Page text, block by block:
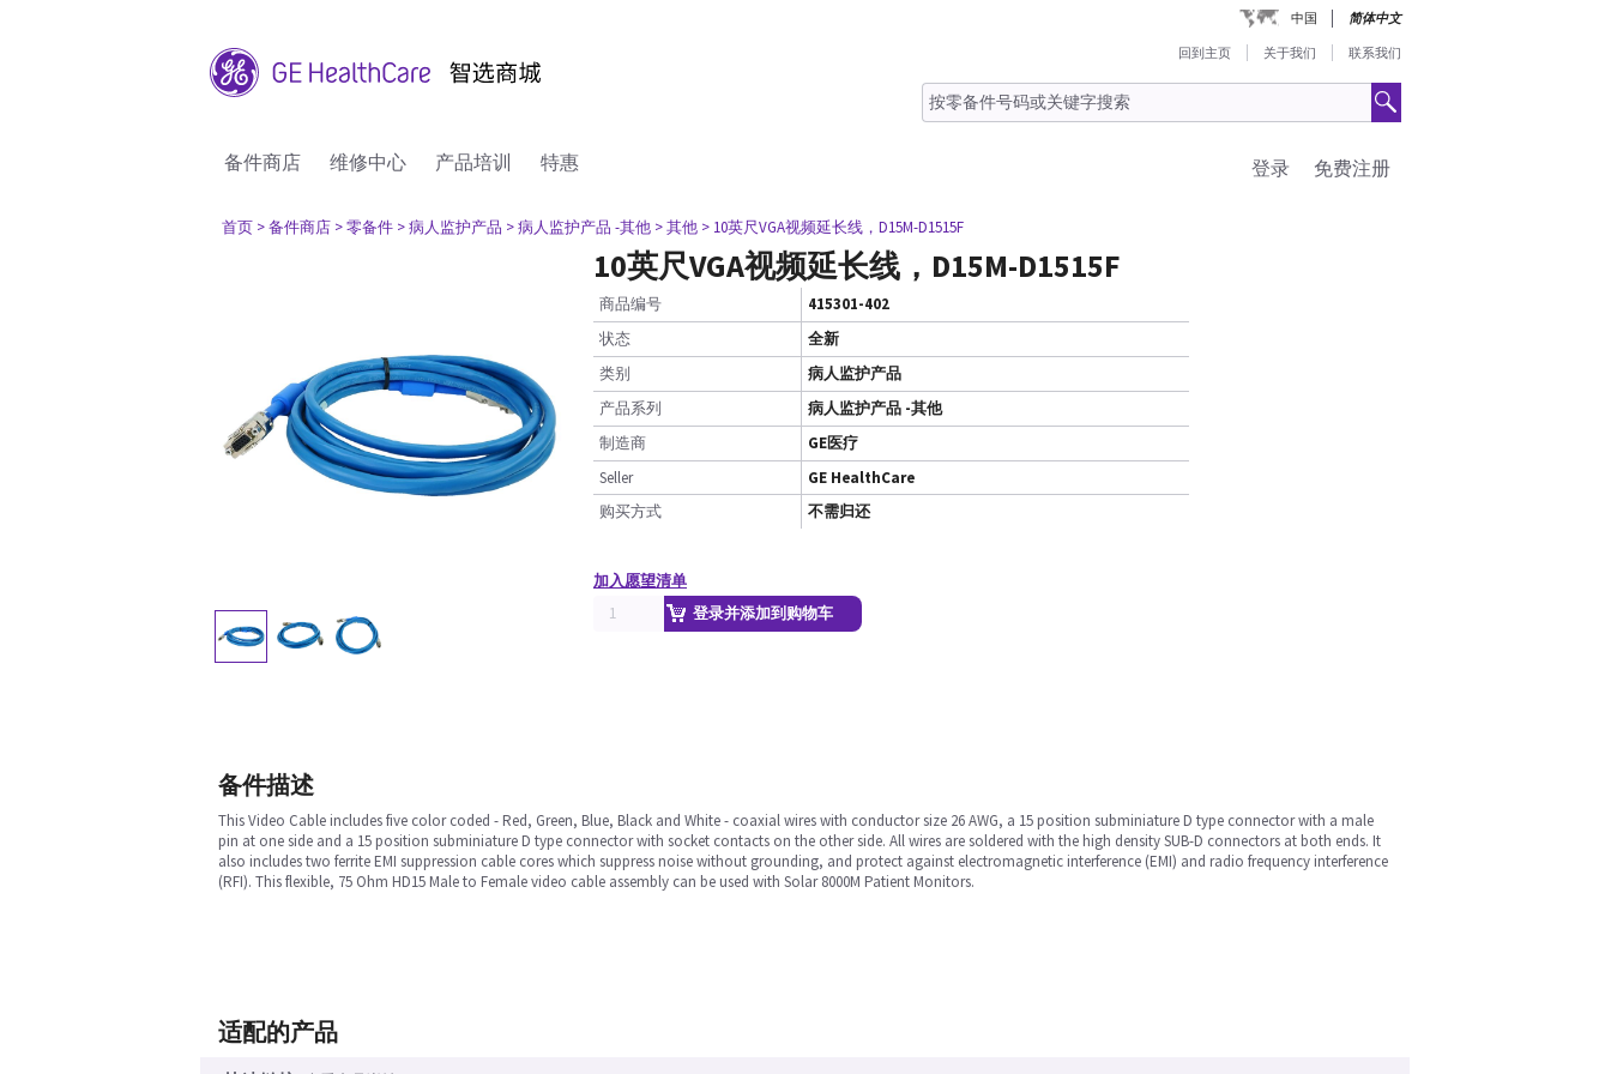
中国 简体中文
回到主页 关于我们 联系我们
备件商店 维修中心 产品培训 特惠 免费注册
登录
首页 > 备件商店 > 零备件 > 病人监护产品 > 病人监护产品 -其他 > 其他 > 10英尺VGA视频延长线，D15M-D1515F
10英尺VGA视频延长线，D15M-D1515F
商品编号
415301-402
状态
全新
类别
病人监护产品
产品系列
病人监护产品 -其他
制造商
GE医疗
Seller
GE HealthCare
购买方式
不需归还
加入愿望清单
登录并添加到购物车
备件描述
This Video Cable includes five color coded - Red, Green, Blue, Black and White - coaxial wires with conductor size 26 AWG, a 15 position subminiature D type connector with a male
pin at one side and a 15 position subminiature D type connector with socket contacts on the other side. All wires are soldered with the high density SUB-D connectors at both ends. It
also includes two ferrite EMI suppression cable cores which suppress noise without grounding, and protect against electromagnetic interference (EMI) and radio frequency interference
(RFI). This flexible, 75 Ohm HD15 Male to Female video cable assembly can be used with Solar 8000M Patient Monitors.
适配的产品